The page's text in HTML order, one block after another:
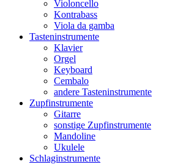
Violoncello
Kontrabass
Viola da gamba
Tasteninstrumente
Klavier
Orgel
Keyboard
Cembalo
andere Tasteninstrumente
Zupfinstrumente
Gitarre
sonstige Zupfinstrumente
Mandoline
Ukulele
Schlaginstrumente